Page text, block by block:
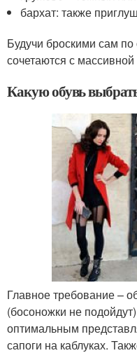
бархат: также
Будучи броскими сам по
сочетаются с
Какую обувь
Главное требование –
(босоножки не
оптимальным
сапоги на каблуках.